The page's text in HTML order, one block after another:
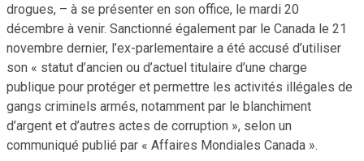
drogues, – à se présenter en son office, le mardi 20
décembre à venir. Sanctionné également par le Canada le 21
novembre dernier, l’ex-parlementaire a été accusé d’utiliser
son « statut d’ancien ou d’actuel titulaire d’une charge
publique pour protéger et permettre les activités illégales de
gangs criminels armés, notamment par le blanchiment
d’argent et d’autres actes de corruption », selon un
communiqué publié par « Affaires Mondiales Canada ».